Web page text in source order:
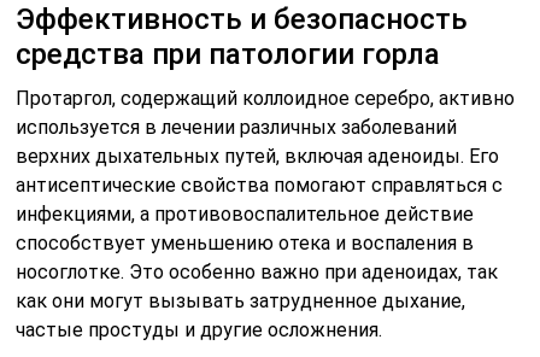
Эффективность и безопасность
средства при патологии горла
Протаргол, содержащий коллоидное серебро, активно
используется в лечении различных заболеваний
верхних дыхательных путей, включая аденоиды. Его
антисептические свойства помогают справляться с
инфекциями, а противовоспалительное действие
способствует уменьшению отека и воспаления в
носоглотке. Это особенно важно при аденоидах, так
как они могут вызывать затрудненное дыхание,
частые простуды и другие осложнения.